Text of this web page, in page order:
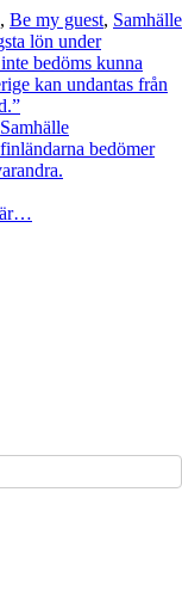
, Be my guest, Samhälle
lön under
bedöms kunna
kan undantas från
Samhälle
bedömer